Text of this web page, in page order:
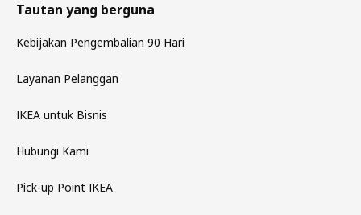
Tautan yang berguna
Kebijakan Pengembalian 90 Hari
Layanan Pelanggan
IKEA untuk Bisnis
Hubungi Kami
Pick-up Point IKEA